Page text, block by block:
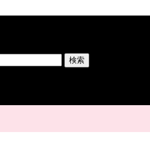
検索